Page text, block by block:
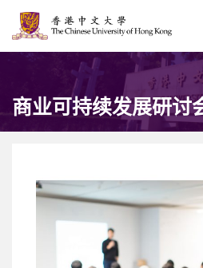
商业可持续发展研讨